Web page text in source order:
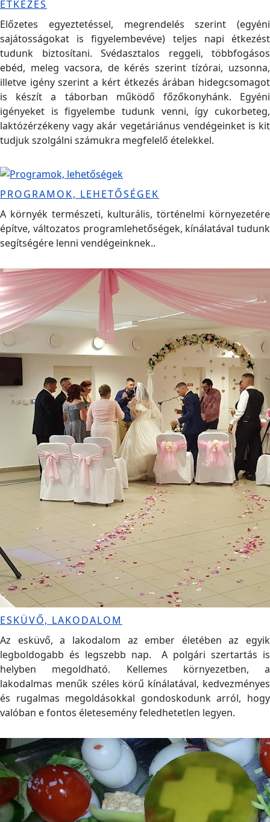
ÉTKEZÉS
Előzetes egyeztetéssel, megrendelés szerint (egyéni
sajátosságokat is figyelembevéve) teljes napi étkezést
tudunk biztosítani. Svédasztalos reggeli, többfogásos
ebéd, meleg vacsora, de kérés szerint tízórai, uzsonna,
illetve igény szerint a kért étkezés árában hidegcsomagot
is készít a táborban működő főzőkonyhánk. Egyéni
igényeket is figyelembe tudunk venni, így cukorbeteg,
laktózérzékeny vagy akár vegetáriánus vendégeinket is kit
tudjuk szolgálni számukra megfelelő ételekkel.
PROGRAMOK, LEHETŐSÉGEK
A környék természeti, kulturális, történelmi környezetére
építve, változatos programlehetőségek, kínálatával tudunk
segítségére lenni vendégeinknek..
ESKÜVŐ, LAKODALOM
Az esküvő, a lakodalom az ember életében az egyik
legboldogabb és legszebb nap. A polgári szertartás is
helyben megoldható. Kellemes környezetben, a
lakodalmas menűk széles körű kínálatával, kedvezményes
és rugalmas megoldásokkal gondoskodunk arról, hogy
valóban e fontos életesemény feledhetetlen legyen.